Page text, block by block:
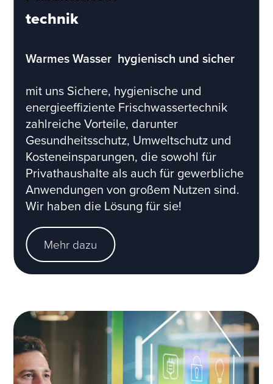
technik
Warmes Wasser  hygienisch und sicher
mit uns Sichere, hygienische und
energieeffiziente Frischwassertechnik
zahlreiche Vorteile, darunter
Gesundheitsschutz, Umweltschutz und
Kosteneinsparungen, die sowohl für
Privathaushalte als auch für gewerbliche
Anwendungen von großem Nutzen sind.
Wir haben die Lösung für sie!
Mehr dazu